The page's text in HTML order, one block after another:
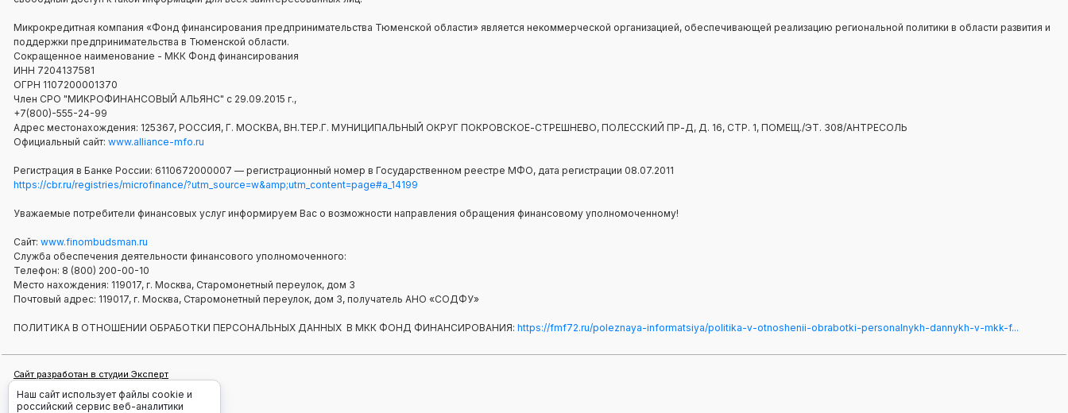
Микрокредитная компания «Фонд финансирования предпринимательства Тюменской области» является некоммерческой организацией, обеспечивающей реализацию региональной политики в области развития и
поддержки предпринимательства в Тюменской области.
Сокращенное наименование - МКК Фонд финансирования
ИНН 7204137581
ОГРН 1107200001370
Член СРО "МИКРОФИНАНСОВЫЙ АЛЬЯНС" с 29.09.2015 г.,
+7(800)-555-24-99
Адрес местонахождения: 125367, РОССИЯ, Г. МОСКВА, ВН.ТЕР.Г. МУНИЦИПАЛЬНЫЙ ОКРУГ ПОКРОВСКОЕ-СТРЕШНЕВО, ПОЛЕССКИЙ ПР-Д, Д. 16, СТР. 1, ПОМЕЩ./ЭТ. 308/АНТРЕСОЛЬ
Официальный сайт: www.alliance-mfo.ru
Регистрация в Банке России: 6110672000007 — регистрационный номер в Государственном реестре МФО, дата регистрации 08.07.2011
https://cbr.ru/registries/microfinance/?utm_source=w&amp;utm_content=page#a_14199
Уважаемые потребители финансовых услуг информируем Вас о возможности направления обращения финансовому уполномоченному!
Сайт: www.finombudsman.ru
Служба обеспечения деятельности финансового уполномоченного:
Телефон: 8 (800) 200-00-10
Место нахождения: 119017, г. Москва, Старомонетный переулок, дом 3
Почтовый адрес: 119017, г. Москва, Старомонетный переулок, дом 3, получатель АНО «СОДФУ»
ПОЛИТИКА В ОТНОШЕНИИ ОБРАБОТКИ ПЕРСОНАЛЬНЫХ ДАННЫХ В МКК ФОНД ФИНАНСИРОВАНИЯ: https://fmf72.ru/poleznaya-informatsiya/politika-v-otnoshenii-obrabotki-personalnykh-dannykh-v-mkk-f...
Сайт разработан в студии Эксперт
Наш сайт использует файлы cookie и
российский сервис веб-аналитики